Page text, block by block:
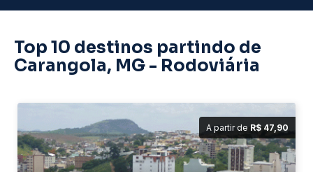
Top 10 destinos partindo de
Carangola, MG - Rodoviária
A partir de R$ 47,90